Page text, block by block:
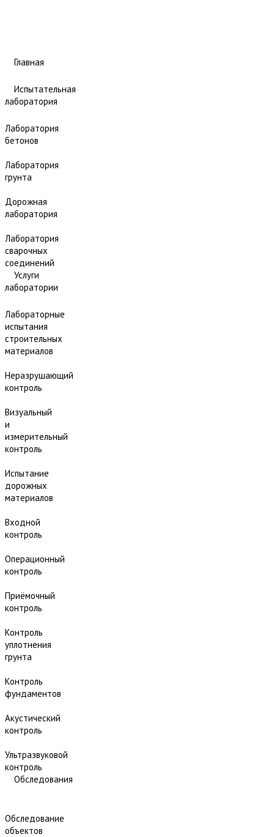
Главная
Испытательная
лаборатория
Лаборатория
бетонов
Лаборатория
грунта
Дорожная
лаборатория
Лаборатория
сварочных
соединений
Услуги
лаборатории
Лабораторные
испытания
строительных
материалов
Неразрушающий
контроль
Визуальный
и
измерительный
контроль
Испытание
дорожных
материалов
Входной
контроль
Операционный
контроль
Приёмочный
контроль
Контроль
уплотнения
грунта
Контроль
фундаментов
Акустический
контроль
Ультразвуковой
контроль
Обследования
Обследование
объектов